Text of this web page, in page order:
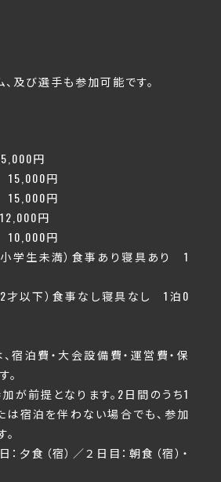
及び選手も参加可能です。
円
円
15,000円
円
10,000円
学生未満）食事あり寝具あり 1
以下）食事なし寝具なし 1泊0
宿泊費・大会設備費・運営費・保
。
が前提となります。2日間のうち1
は宿泊を伴わない場合でも、参加
夕食（宿）／２日目：朝食（宿）・